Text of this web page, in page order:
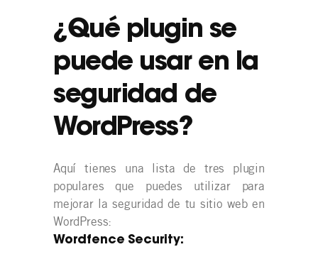
¿Qué plugin se
puede usar en la
seguridad de
WordPress?
Aquí tienes una lista de tres plugin
populares que puedes utilizar para
mejorar la seguridad de tu sitio web en
WordPress:
Wordfence Security: